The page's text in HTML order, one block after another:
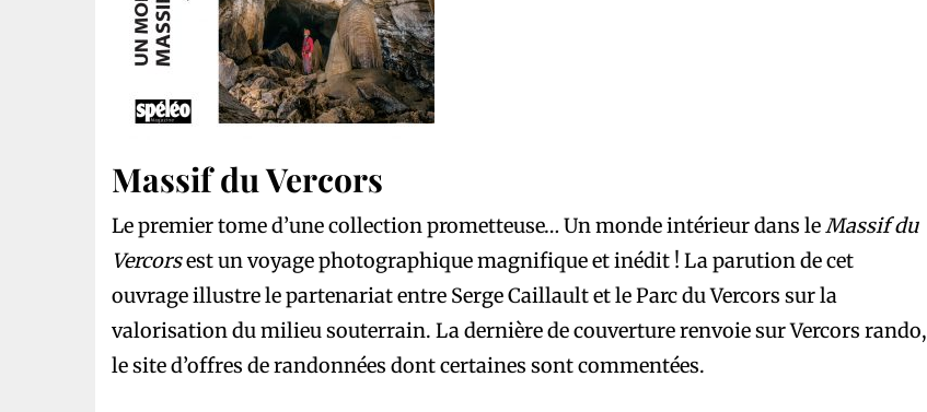
Massif du Vercors
Le premier tome d’une collection prometteuse… Un monde intérieur dans leMassif du
Vercorsest un voyage photographique magnifique et inédit ! La parution de cet
ouvrage illustre le partenariat entre Serge Caillault et le Parc du Vercors sur la
valorisation du milieu souterrain. La dernière de couverture renvoie sur Vercors rando,
le site d’offres de randonnées dont certaines sont commentées.